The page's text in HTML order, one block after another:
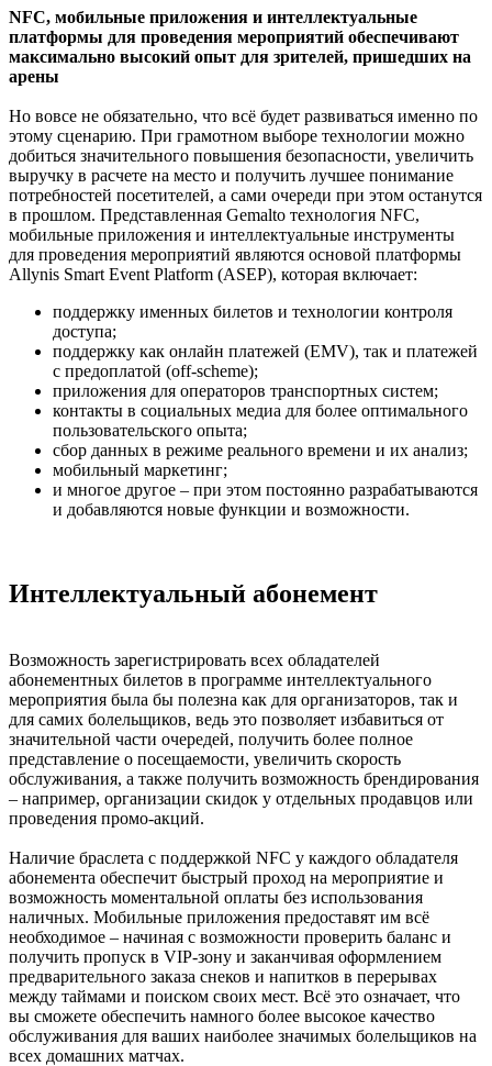
NFC, мобильные приложения и интеллектуальные
платформы для проведения мероприятий обеспечивают
максимально высокий опыт для зрителей, пришедших на
арены
Но вовсе не обязательно, что всё будет развиваться именно по
этому сценарию. При грамотном выборе технологии можно
добиться значительного повышения безопасности, увеличить
выручку в расчете на место и получить лучшее понимание
потребностей посетителей, а сами очереди при этом останутся
в прошлом. Представленная Gemalto технология NFC,
мобильные приложения и интеллектуальные инструменты
для проведения мероприятий являются основой платформы
Allynis Smart Event Platform (ASEP), которая включает:
поддержку именных билетов и технологии контроля
доступа;
поддержку как онлайн платежей (EMV), так и платежей
с предоплатой (off-scheme);
приложения для операторов транспортных систем;
контакты в социальных медиа для более оптимального
пользовательского опыта;
сбор данных в режиме реального времени и их анализ;
мобильный маркетинг;
и многое другое – при этом постоянно разрабатываются
и добавляются новые функции и возможности.
Интеллектуальный абонемент
Возможность зарегистрировать всех обладателей
абонементных билетов в программе интеллектуального
мероприятия была бы полезна как для организаторов, так и
для самих болельщиков, ведь это позволяет избавиться от
значительной части очередей, получить более полное
представление о посещаемости, увеличить скорость
обслуживания, а также получить возможность брендирования
– например, организации скидок у отдельных продавцов или
проведения промо-акций.
Наличие браслета с поддержкой NFC у каждого обладателя
абонемента обеспечит быстрый проход на мероприятие и
возможность моментальной оплаты без использования
наличных. Мобильные приложения предоставят им всё
необходимое – начиная с возможности проверить баланс и
получить пропуск в VIP-зону и заканчивая оформлением
предварительного заказа снеков и напитков в перерывах
между таймами и поиском своих мест. Всё это означает, что
вы сможете обеспечить намного более высокое качество
обслуживания для ваших наиболее значимых болельщиков на
всех домашних матчах.